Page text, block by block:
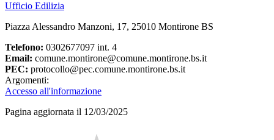
Ufficio Edilizia
Piazza Alessandro Manzoni, 17, 25010 Montirone BS
Telefono: 0302677097 int. 4
Email: comune.montirone@comune.montirone.bs.it
PEC: protocollo@pec.comune.montirone.bs.it
Argomenti:
Accesso all'informazione
Pagina aggiornata il 12/03/2025